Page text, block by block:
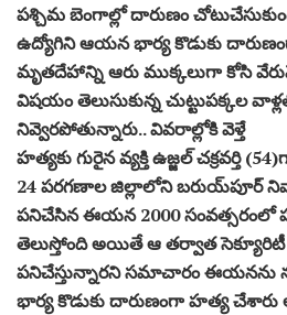
పశ్చిమ బెంగాల్లో దారుణం
ఉద్యోగిని ఆయన భార్య కొడుకు
మృతదేహాన్ని ఆరు ముక్కలుగా కోసి
విషయం తెలుసుకున్న చుట్టుపక్కల
నివ్వెరపోతున్నారు.. వివరాల్లోకి వెళ్తే
హత్యకు గురైన వ్యక్తి ఉజ్జల్ చక్రవర్తి
24 పరగణాల జిల్లాలోని బరుయ్‌పూర్
పనిచేసిన ఈయన 2000 సంవత్సరంలో
తెలుస్తోంది అయితే ఆ తర్వాత
పనిచేస్తున్నారని సమాచారం ఈయనను
భార్య కొడుకు దారుణంగా హత్య చేశారు